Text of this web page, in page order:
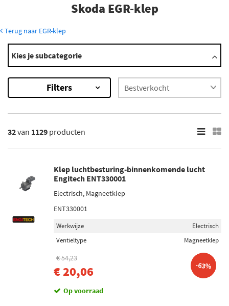
Skoda EGR-klep
Terug naar EGR-klep
Modellen
Fabia
Felicia
Karoq
Kodiaq
×
Resultaten
Pierburg (43)
Febi Bilstein (35)
DRI (32)
Kies je subcategorie
Filters
32van 1129 producten
Klep luchtbesturing-binnenkomende lucht
Engitech ENT330001
Electrisch, Magneetklep
ENT330001
Werkwijze
Electrisch
Ventieltype
Magneetklep
€ 54,23
€ 20,06 -63%
Op voorraad